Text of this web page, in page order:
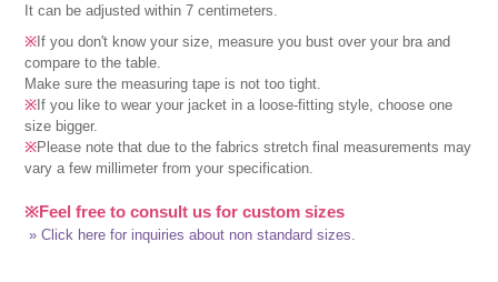
It can be adjusted within 7 centimeters.
※ If you don't know your size, measure you bust over your bra and
compare to the table.
Make sure the measuring tape is not too tight.
※ If you like to wear your jacket in a loose-fitting style, choose one
size bigger.
※Please note that due to the fabrics stretch final measurements may
vary a few millimeter from your specification.
※Feel free to consult us for custom sizes
» Click here for inquiries about non standard sizes.